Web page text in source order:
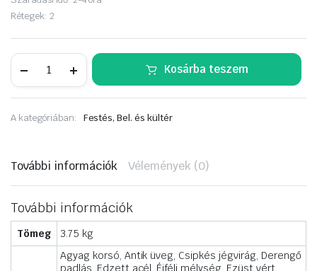
Rétegek: 2
EasyCare+
Foltálló+kopásbiztos
beltéri
2,5
mennyiség
Kosárba teszem
A kategóriában: Festés, Bel. és kültér
További információk Vélemények (0)
További információk
Tömeg 3.75 kg
Agyag korsó, Antik üveg, Csipkés jégvirág, Derengő
padlás, Edzett acél, Éjféli mélység, Ezüst vért,